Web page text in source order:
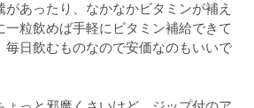
があったり、なかなかビタミンが補え
一粒飲めば手軽にビタミン補給できて
毎日飲むものなので安価なのもいいで